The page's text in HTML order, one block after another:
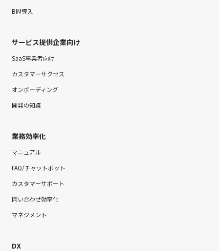
BIM導入
サービス提供企業向け
SaaS事業者向け
カスタマーサクセス
オンボーディング
開発の知識
業務効率化
マニュアル
FAQ/チャットボット
カスタマーサポート
問い合わせ効率化
マネジメント
DX